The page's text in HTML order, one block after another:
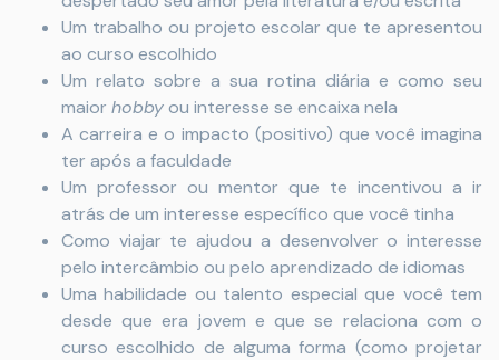
Um trabalho ou projeto escolar que te apresentou
ao curso escolhido
Um relato sobre a sua rotina diária e como seu
maior hobbyou interesse se encaixa nela
A carreira e o impacto (positivo) que você imagina
ter após a faculdade
Um professor ou mentor que te incentivou a ir
atrás de um interesse específico que você tinha
Como viajar te ajudou a desenvolver o interesse
pelo intercâmbio ou pelo aprendizado de idiomas
Uma habilidade ou talento especial que você tem
desde que era jovem e que se relaciona com o
curso escolhido de alguma forma (como projetar